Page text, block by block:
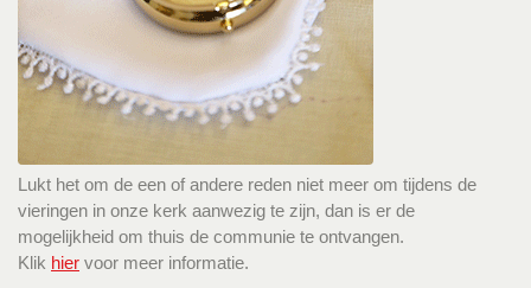
Lukt het om de een of andere reden niet meer om tijdens de
vieringen in onze kerk aanwezig te zijn, dan is er de
mogelijkheid om thuis de communie te ontvangen.
Klik hier voor meer informatie.